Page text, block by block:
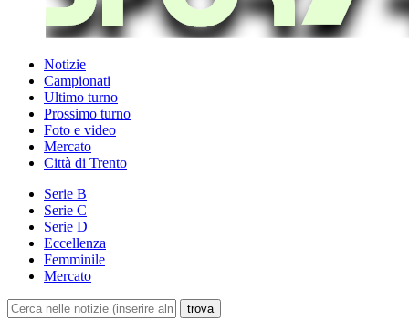
Notizie
Campionati
Ultimo turno
Prossimo turno
Foto e video
Mercato
Città di Trento
Serie B
Serie C
Serie D
Eccellenza
Femminile
Mercato